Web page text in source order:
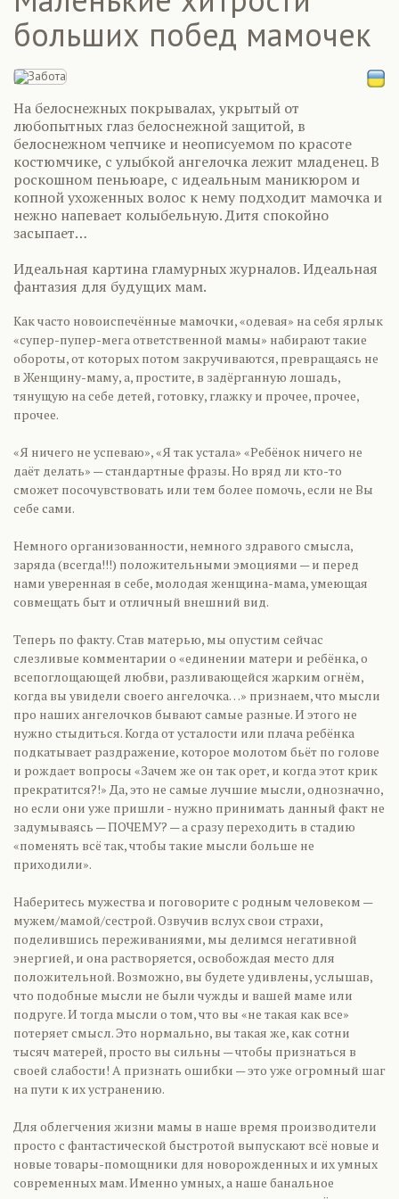
больших побед мамочек
На белоснежных покрывалах, укрытый от
любопытных глаз белоснежной защитой, в
белоснежном чепчике и неописуемом по красоте
костюмчике, с улыбкой ангелочка лежит младенец. В
роскошном пеньюаре, с идеальным маникюром и
копной ухоженных волос к нему подходит мамочка и
нежно напевает колыбельную. Дитя спокойно
засыпает…
Идеальная картина гламурных журналов. Идеальная
фантазия для будущих мам.
Как часто новоиспечённые мамочки, «одевая» на себя ярлык
«супер-пупер-мега ответственной мамы» набирают такие
обороты, от которых потом закручиваются, превращаясь не
в Женщину-маму, а, простите, в задёрганную лошадь,
тянущую на себе детей, готовку, глажку и прочее, прочее,
прочее.
«Я ничего не успеваю», «Я так устала» «Ребёнок ничего не
даёт делать» — стандартные фразы. Но вряд ли кто-то
сможет посочувствовать или тем более помочь, если не Вы
себе сами.
Немного организованности, немного здравого смысла,
заряда (всегда!!!) положительными эмоциями — и перед
нами уверенная в себе, молодая женщина-мама, умеющая
совмещать быт и отличный внешний вид.
Теперь по факту. Став матерью, мы опустим сейчас
слезливые комментарии о «единении матери и ребёнка, о
всепоглощающей любви, разливающейся жарким огнём,
когда вы увидели своего ангелочка…» признаем, что мысли
про наших ангелочков бывают самые разные. И этого не
нужно стыдиться. Когда от усталости или плача ребёнка
подкатывает раздражение, которое молотом бьёт по голове
и рождает вопросы «Зачем же он так орет, и когда этот крик
прекратится?!» Да, это не самые лучшие мысли, однозначно,
но если они уже пришли - нужно принимать данный факт не
задумываясь — ПОЧЕМУ? — а сразу переходить в стадию
«поменять всё так, чтобы такие мысли больше не
приходили».
Наберитесь мужества и поговорите с родным человеком —
мужем/мамой/сестрой. Озвучив вслух свои страхи,
поделившись переживаниями, мы делимся негативной
энергией, и она растворяется, освобождая место для
положительной. Возможно, вы будете удивлены, услышав,
что подобные мысли не были чужды и вашей маме или
подруге. И тогда мысли о том, что вы «не такая как все»
потеряет смысл. Это нормально, вы такая же, как сотни
тысяч матерей, просто вы сильны — чтобы признаться в
своей слабости! А признать ошибки — это уже огромный шаг
на пути к их устранению.
Для облегчения жизни мамы в наше время производители
просто с фантастической быстротой выпускают всё новые и
новые товары-помощники для новорожденных и их умных
современных мам. Именно умных, а наше банальное